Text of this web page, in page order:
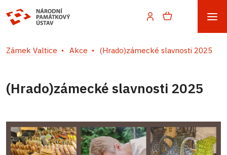
Zámek Valtice Akce (Hrado)zámecké slavnosti 2025
(Hrado)zámecké slavnosti 2025